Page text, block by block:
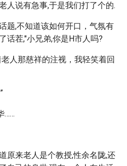
人说有急事,于是我们打了个的.
题,不知道该如何开口，气氛有
话茬,"小兄弟,你是H市人吗?
人那慈祥的注视，我轻笑着回
……
原来老人是个教授,性余名陇,还